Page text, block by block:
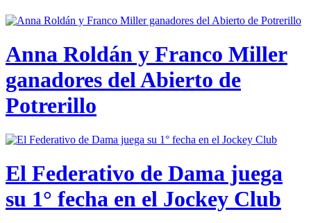
Anna Roldán y Franco Miller
ganadores del Abierto de
Potrerillo
El Federativo de Dama juega
su 1° fecha en el Jockey Club